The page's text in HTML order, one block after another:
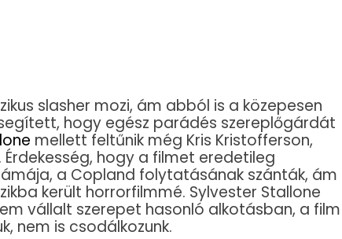
slasher mozi, ám abból is a közepesen
hogy egész parádés szereplőgárdát
mellett feltűnik még Kris Kristofferson,
hogy a filmet eredetileg
a Copland folytatásának szánták, ám
került horrorfilmmé. Sylvester Stallone
vállalt szerepet hasonló alkotásban, a film
nem is csodálkozunk.